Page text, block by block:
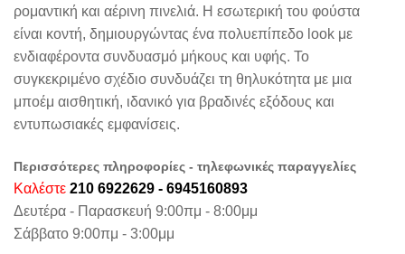
ρομαντική και αέρινη πινελιά. Η εσωτερική του φούστα
είναι κοντή, δημιουργώντας ένα πολυεπίπεδο look με
ενδιαφέροντα συνδυασμό μήκους και υφής. Το
συγκεκριμένο σχέδιο συνδυάζει τη θηλυκότητα με μια
μποέμ αισθητική, ιδανικό για βραδινές εξόδους και
εντυπωσιακές εμφανίσεις.
Περισσότερες πληροφορίες - τηλεφωνικές παραγγελίες
Καλέστε 210 6922629 - 6945160893
Δευτέρα - Παρασκευή 9:00πμ - 8:00μμ
Σάββατο 9:00πμ - 3:00μμ